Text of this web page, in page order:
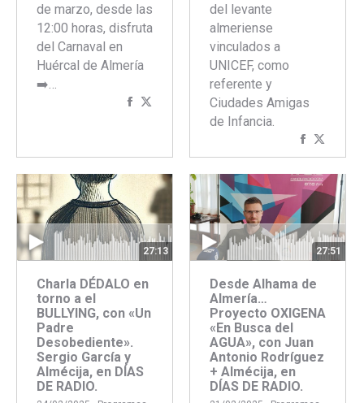
de marzo, desde las
12:00 horas, disfruta
del Carnaval en
Huércal de Almería
➡️…
Compartir
del levante
almeriense
vinculados a
UNICEF, como
referente y
Ciudades Amigas
de Infancia.
Compartir
concon
27:13
Charla DÉDALO en
torno a el
BULLYING, con «Un
Padre
Desobediente».
Sergio García y
Almécija, en DÍAS
DE RADIO.
27:51
Desde Alhama de
Almería…
Proyecto OXIGENA
«En Busca del
AGUA», con Juan
Antonio Rodríguez
+ Almécija, en
DÍAS DE RADIO.